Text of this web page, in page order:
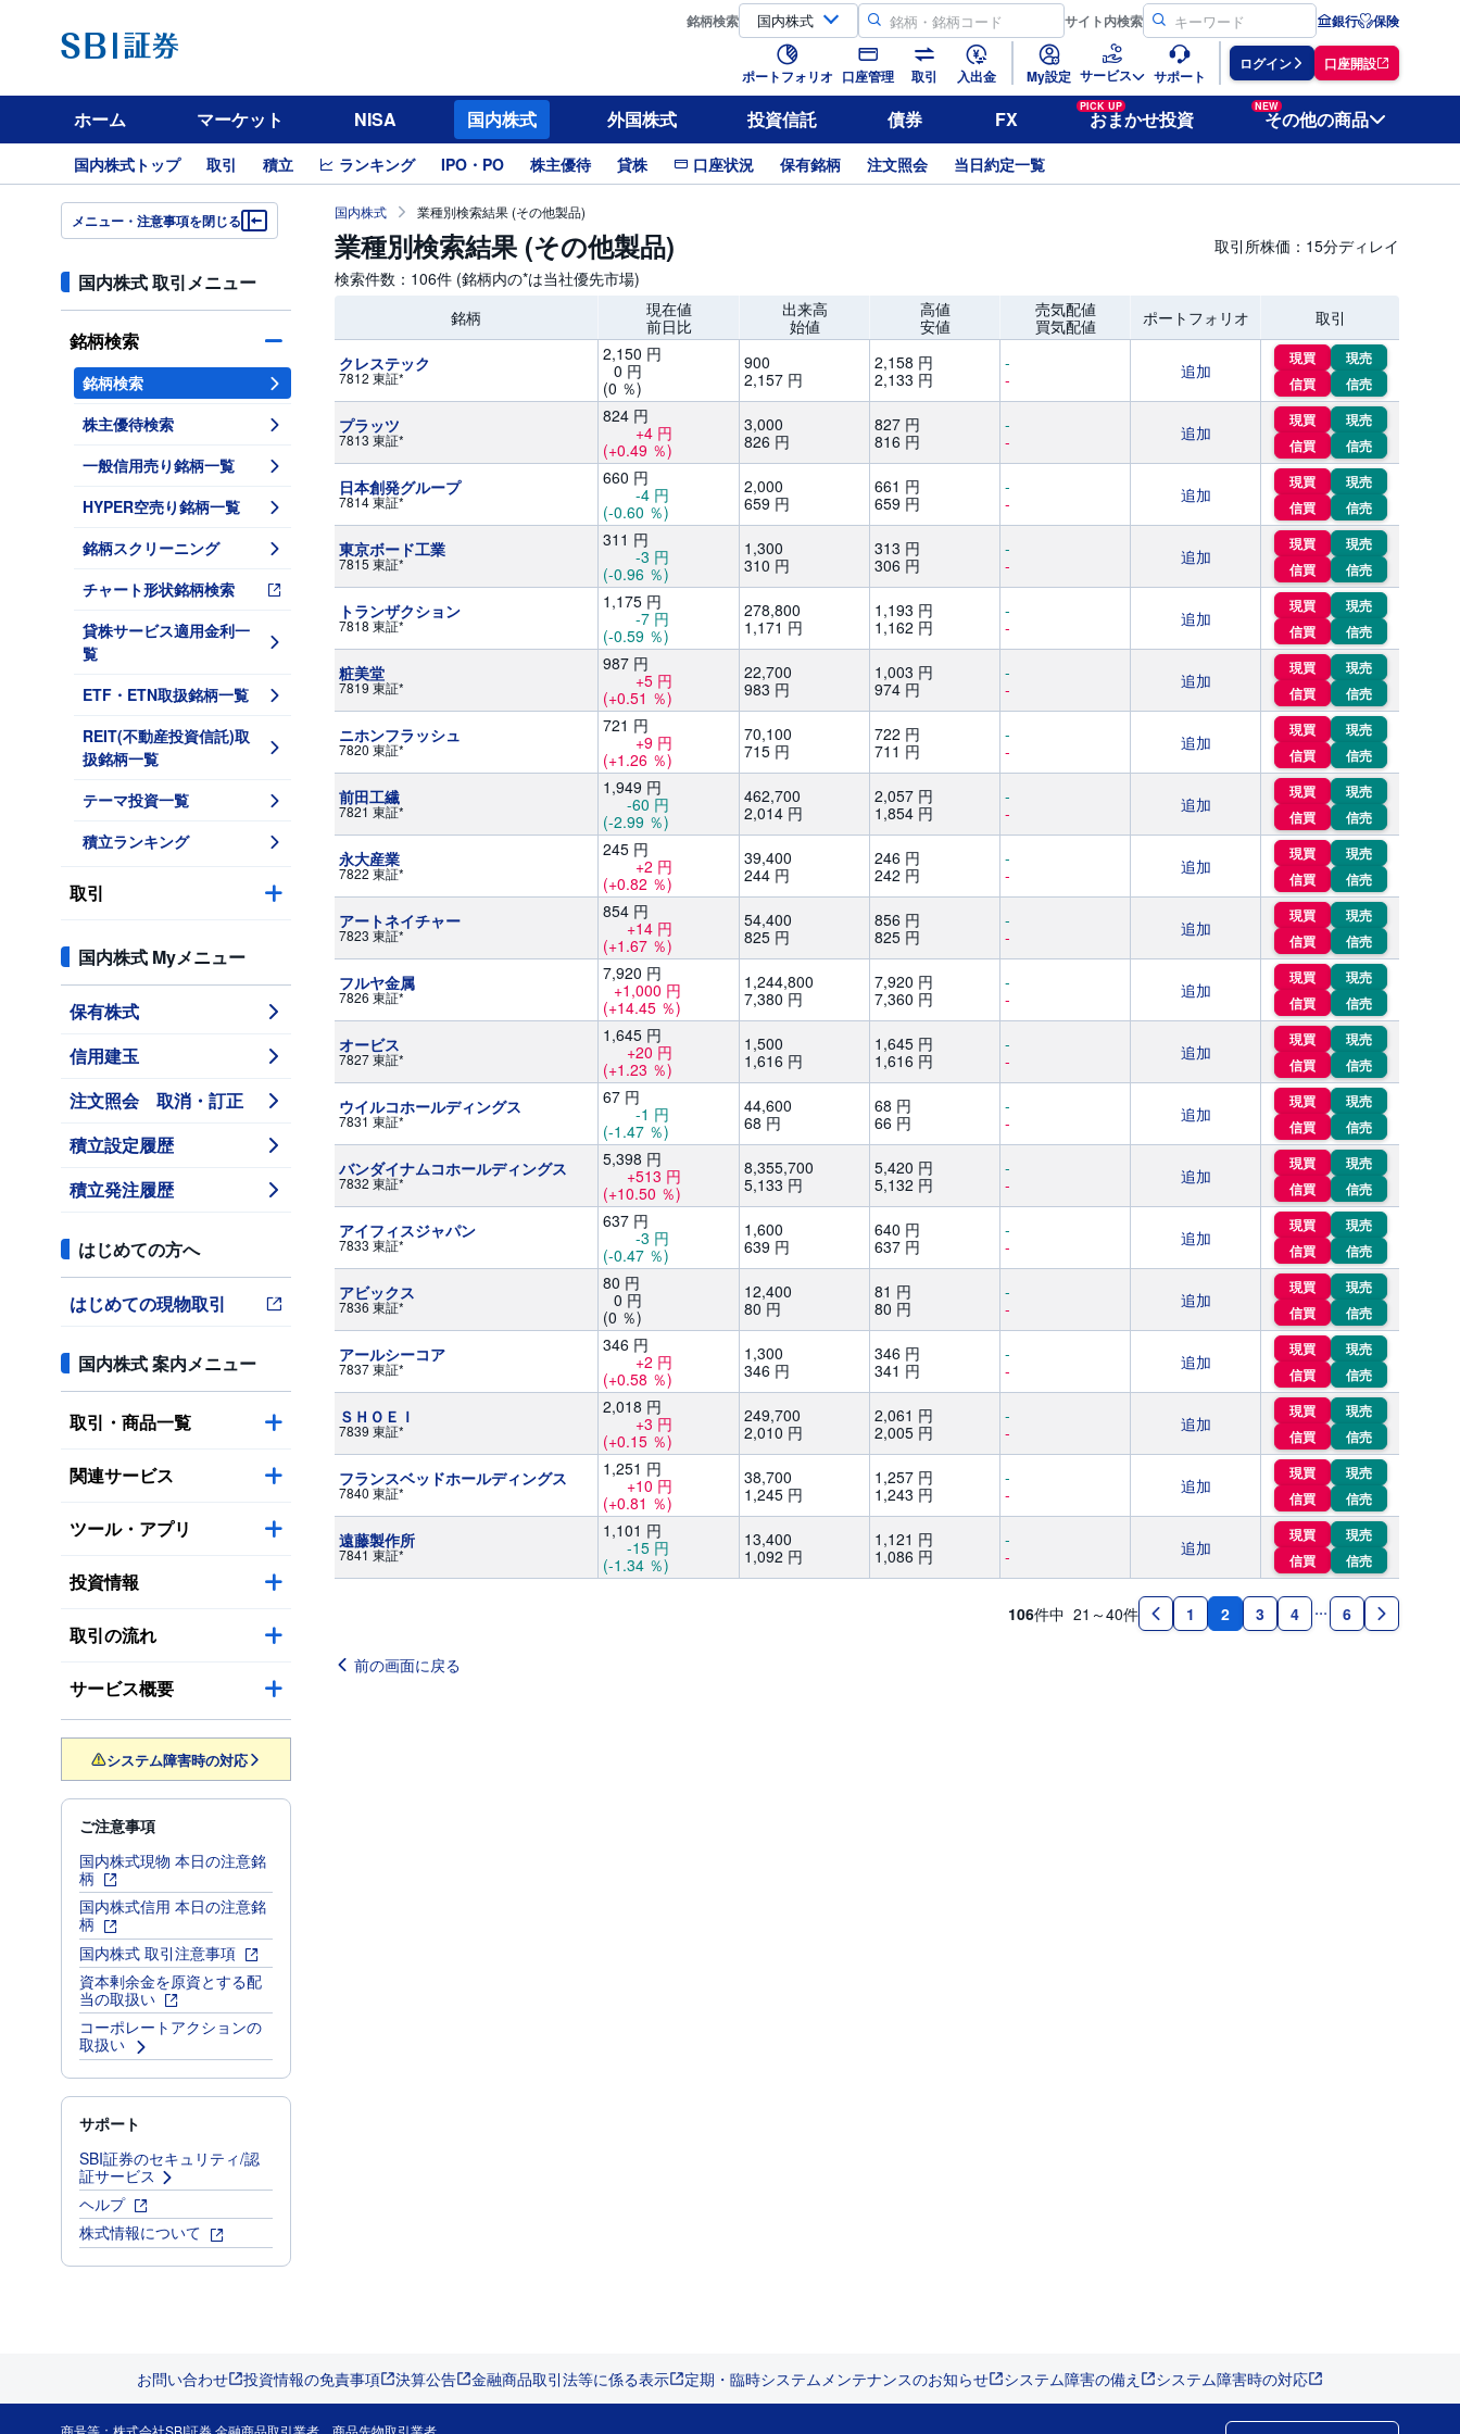
銘柄検索 サイト内検索 銀行 保険
ポートフォリオ 口座管理 取引 入出金 My設定 サービス サポート
ログイン 口座開設
ホーム マーケット NISA 国内株式 外国株式 投資信託 債券 FX
PICK UP
おまかせ投資
NEW
その他の商品
国内株式トップ 取引 積立 ランキング IPO・PO 株主優待 貸株 口座状況 保有銘柄 注文照会 当日約定一覧
メニュー・注意事項を閉じる
国内株式 取引メニュー
銘柄検索
銘柄検索
株主優待検索
一般信用売り銘柄一覧
HYPER空売り銘柄一覧
銘柄スクリーニング
チャート形状銘柄検索
貸株サービス適用金利一
覧
ETF・ETN取扱銘柄一覧
REIT(不動産投資信託)取
扱銘柄一覧
テーマ投資一覧
積立ランキング
取引
国内株式 Myメニュー
保有株式
信用建玉
注文照会 取消・訂正
積立設定履歴
積立発注履歴
はじめての方へ
はじめての現物取引
国内株式 案内メニュー
取引・商品一覧
関連サービス
ツール・アプリ
投資情報
取引の流れ
サービス概要
システム障害時の対応
ご注意事項
国内株式現物 本日の注意銘
柄
国内株式信用 本日の注意銘
柄
国内株式 取引注意事項
資本剰余金を原資とする配
当の取扱い
コーポレートアクションの
取扱い
サポート
SBI証券のセキュリティ/認
証サービス
ヘルプ
株式情報について
国内株式 業種別検索結果 (その他製品)
業種別検索結果 (その他製品)
取引所株価：15分ディレイ
検索件数：106件 (銘柄内の*は当社優先市場)
銘柄
現在値
前日比
出来高
始値
高値
安値
売気配値
買気配値
ポートフォリオ 取引
クレステック
7812 東証*
2,150 円
0 円
(0 ％)
900
2,157 円
2,158 円
2,133 円
-
-
追加
現買
現売
信買
信売
プラッツ
7813 東証*
824 円
+4 円
(+0.49 ％)
3,000
826 円
827 円
816 円
-
-
追加
現買
現売
信買
信売
日本創発グループ
7814 東証*
660 円
-4 円
(-0.60 ％)
2,000
659 円
661 円
659 円
-
-
追加
現買
現売
信買
信売
東京ボード工業
7815 東証*
311 円
-3 円
(-0.96 ％)
1,300
310 円
313 円
306 円
-
-
追加
現買
現売
信買
信売
トランザクション
7818 東証*
1,175 円
-7 円
(-0.59 ％)
278,800
1,171 円
1,193 円
1,162 円
-
-
追加
現買
現売
信買
信売
粧美堂
7819 東証*
987 円
+5 円
(+0.51 ％)
22,700
983 円
1,003 円
974 円
-
-
追加
現買
現売
信買
信売
ニホンフラッシュ
7820 東証*
721 円
+9 円
(+1.26 ％)
70,100
715 円
722 円
711 円
-
-
追加
現買
現売
信買
信売
前田工繊
7821 東証*
1,949 円
-60 円
(-2.99 ％)
462,700
2,014 円
2,057 円
1,854 円
-
-
追加
現買
現売
信買
信売
永大産業
7822 東証*
245 円
+2 円
(+0.82 ％)
39,400
244 円
246 円
242 円
-
-
追加
現買
現売
信買
信売
アートネイチャー
7823 東証*
854 円
+14 円
(+1.67 ％)
54,400
825 円
856 円
825 円
-
-
追加
現買
現売
信買
信売
フルヤ金属
7826 東証*
7,920 円
+1,000 円
(+14.45 ％)
1,244,800
7,380 円
7,920 円
7,360 円
-
-
追加
現買
現売
信買
信売
オービス
7827 東証*
1,645 円
+20 円
(+1.23 ％)
1,500
1,616 円
1,645 円
1,616 円
-
-
追加
現買
現売
信買
信売
ウイルコホールディングス
7831 東証*
67 円
-1 円
(-1.47 ％)
44,600
68 円
68 円
66 円
-
-
追加
現買
現売
信買
信売
バンダイナムコホールディングス
7832 東証*
5,398 円
+513 円
(+10.50 ％)
8,355,700
5,133 円
5,420 円
5,132 円
-
-
追加
現買
現売
信買
信売
アイフィスジャパン
7833 東証*
637 円
-3 円
(-0.47 ％)
1,600
639 円
640 円
637 円
-
-
追加
現買
現売
信買
信売
アビックス
7836 東証*
80 円
0 円
(0 ％)
12,400
80 円
81 円
80 円
-
-
追加
現買
現売
信買
信売
アールシーコア
7837 東証*
346 円
+2 円
(+0.58 ％)
1,300
346 円
346 円
341 円
-
-
追加
現買
現売
信買
信売
ＳＨＯＥＩ
7839 東証*
2,018 円
+3 円
(+0.15 ％)
249,700
2,010 円
2,061 円
2,005 円
-
-
追加
現買
現売
信買
信売
フランスベッドホールディングス
7840 東証*
1,251 円
+10 円
(+0.81 ％)
38,700
1,245 円
1,257 円
1,243 円
-
-
追加
現買
現売
信買
信売
遠藤製作所
7841 東証*
1,101 円
-15 円
(-1.34 ％)
13,400
1,092 円
1,121 円
1,086 円
-
-
追加
現買
現売
信買
信売
106件中 21～40件 1 2 3 4 6
前の画面に戻る
お問い合わせ 投資情報の免責事項 決算公告 金融商品取引法等に係る表示 定期・臨時システムメンテナンスのお知らせ システム障害の備え システム障害時の対応
商号等：株式会社SBI証券 金融商品取引業者、商品先物取引業者